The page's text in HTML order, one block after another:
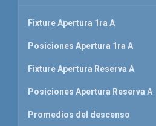
Fixture Apertura 1ra A
Posiciones Apertura 1ra A
Fixture Apertura Reserva A
Posiciones Apertura Reserva A
Promedios del descenso